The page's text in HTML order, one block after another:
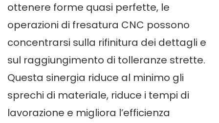
ottenere forme quasi perfette, le
operazioni di fresatura CNC possono
concentrarsi sulla rifinitura dei dettagli e
sul raggiungimento di tolleranze strette.
Questa sinergia riduce al minimo gli
sprechi di materiale, riduce i tempi di
lavorazione e migliora l’efficienza